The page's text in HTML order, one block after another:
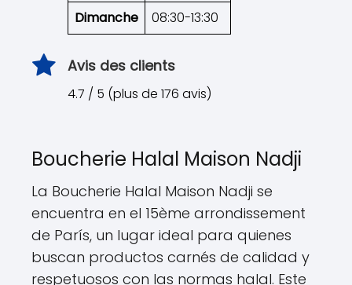
Dimanche 08:30-13:30
Avis des clients
4.7 / 5 (plus de 176 avis)
Boucherie Halal Maison Nadji
La Boucherie Halal Maison Nadji se
encuentra en el 15ème arrondissement
de París, un lugar ideal para quienes
buscan productos carnés de calidad y
respetuosos con las normas halal. Este